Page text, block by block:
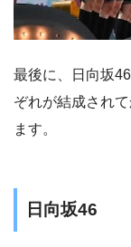
最後に、日向坂
ぞれが結成され
ます。
日向坂46